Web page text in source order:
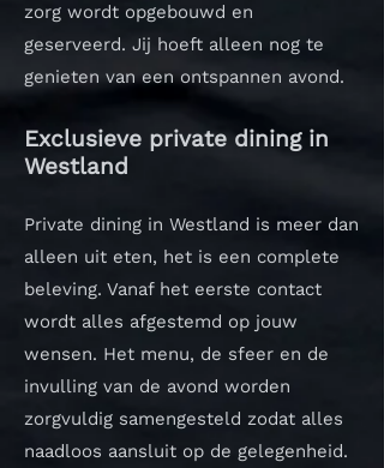
zorg wordt opgebouwd en
geserveerd. Jij hoeft alleen nog te
genieten van een ontspannen avond.
Exclusieve private dining in
Westland
Private dining in Westland is meer dan
alleen uit eten, het is een complete
beleving. Vanaf het eerste contact
wordt alles afgestemd op jouw
wensen. Het menu, de sfeer en de
invulling van de avond worden
zorgvuldig samengesteld zodat alles
naadloos aansluit op de gelegenheid.